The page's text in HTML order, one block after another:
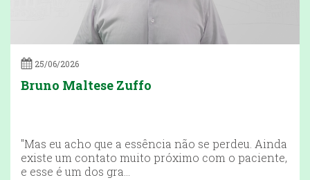
25/06/2026
Bruno Maltese Zuffo
"Mas eu acho que a essência não se perdeu. Ainda
existe um contato muito próximo com o paciente,
e esse é um dos gra...